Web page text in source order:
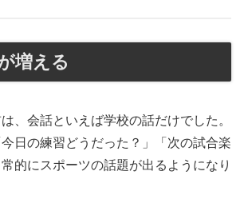
増える
、会話といえば学校の話だけでした。
日の練習どうだった？」「次の試合楽
的にスポーツの話題が出るようになり